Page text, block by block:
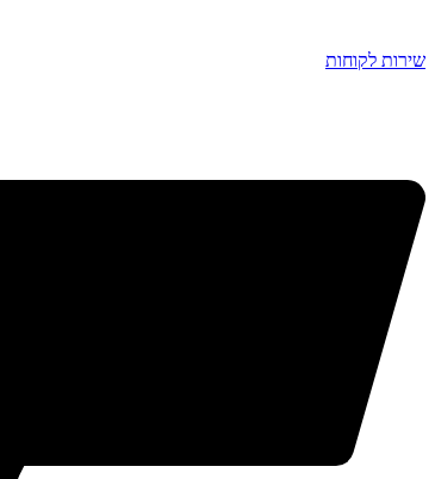
שירות לקוחות